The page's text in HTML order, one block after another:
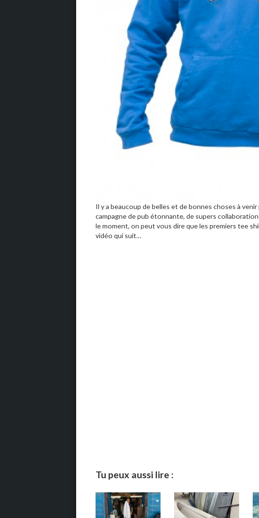
Il y a beaucoup de belles et de bonnes choses à
campagne de pub étonnante, de supers
le moment, on peut vous dire que les premiers tee
vidéo qui suit…
Tu peux aussi lire :